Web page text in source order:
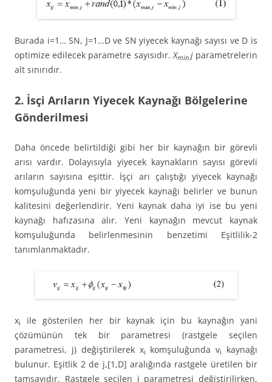
Burada i=1… SN, J=1…D ve SN yiyecek kaynağı sayısı ve D is
optimize edilecek parametre sayısıdır. Xminj parametrelerin
alt sınırıdır.
2. İsçi Arıların Yiyecek Kaynağı Bölgelerine
Gönderilmesi
Daha öncede belirtildiği gibi her bir kaynağın bir görevli
arısı vardır. Dolayısıyla yiyecek kaynakların sayısı görevli
arıların sayısına eşittir. İşçi arı çalıştığı yiyecek kaynağı
komşuluğunda yeni bir yiyecek kaynağı belirler ve bunun
kalitesini değerlendirir. Yeni kaynak daha iyi ise bu yeni
kaynağı hafızasına alır. Yeni kaynağın mevcut kaynak
komşuluğunda belirlenmesinin benzetimi Eşitlilik-2
tanımlanmaktadır.
xi
ile gösterilen her bir kaynak için bu kaynağın yani
çözümünün tek bir parametresi (rastgele seçilen
parametresi, j) değiştirilerek xi komşuluğunda vi
kaynağı
bulunur. Eşitlik 2 de j,[1,D] aralığında rastgele üretilen bir
tamsayıdır. Rastgele seçilen j parametresi değiştirilirken,